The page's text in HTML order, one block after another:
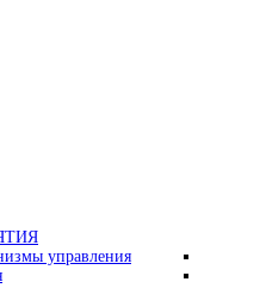
управления